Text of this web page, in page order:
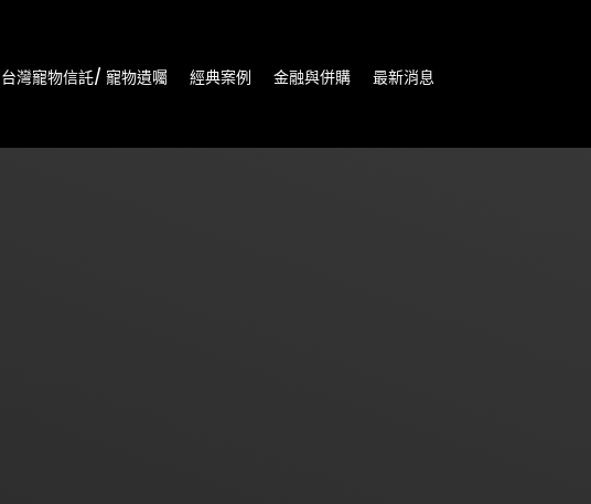
台灣寵物信託/ 寵物遺囑 經典案例 金融與併購 最新消息